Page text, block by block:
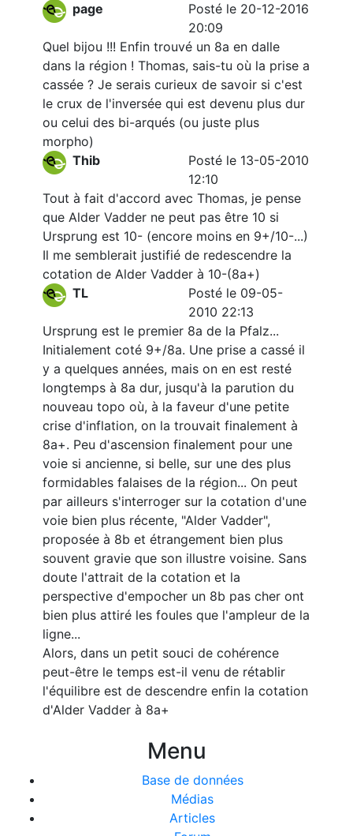
page
Posté le 20-12-2016
20:09
Quel bijou !!! Enfin trouvé un 8a en dalle
dans la région ! Thomas, sais-tu où la prise a
cassée ? Je serais curieux de savoir si c'est
le crux de l'inversée qui est devenu plus dur
ou celui des bi-arqués (ou juste plus
morpho)
Thib
Posté le 13-05-2010
12:10
Tout à fait d'accord avec Thomas, je pense
que Alder Vadder ne peut pas être 10 si
Ursprung est 10- (encore moins en 9+/10-...)
Il me semblerait justifié de redescendre la
cotation de Alder Vadder à 10-(8a+)
TL
Posté le 09-05-
2010 22:13
Ursprung est le premier 8a de la Pfalz...
Initialement coté 9+/8a. Une prise a cassé il
y a quelques années, mais on en est resté
longtemps à 8a dur, jusqu'à la parution du
nouveau topo où, à la faveur d'une petite
crise d'inflation, on la trouvait finalement à
8a+. Peu d'ascension finalement pour une
voie si ancienne, si belle, sur une des plus
formidables falaises de la région... On peut
par ailleurs s'interroger sur la cotation d'une
voie bien plus récente, "Alder Vadder",
proposée à 8b et étrangement bien plus
souvent gravie que son illustre voisine. Sans
doute l'attrait de la cotation et la
perspective d'empocher un 8b pas cher ont
bien plus attiré les foules que l'ampleur de la
ligne...
Alors, dans un petit souci de cohérence
peut-être le temps est-il venu de rétablir
l'équilibre est de descendre enfin la cotation
d'Alder Vadder à 8a+
Menu
Base de données
Médias
Articles